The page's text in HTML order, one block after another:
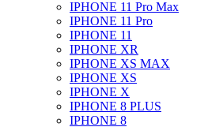
IPHONE 11 Pro Max
IPHONE 11 Pro
IPHONE 11
IPHONE XR
IPHONE XS MAX
IPHONE XS
IPHONE X
IPHONE 8 PLUS
IPHONE 8